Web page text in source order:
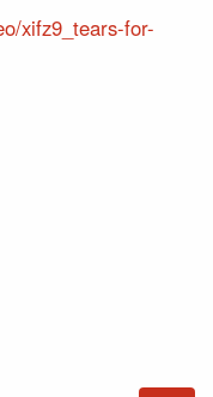
xifz9_tears-for-